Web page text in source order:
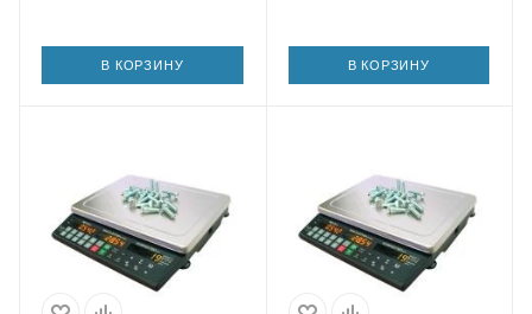
В КОРЗИНУ В КОРЗИНУ